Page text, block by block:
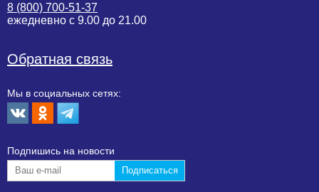
8 (800) 700-51-37
ежедневно с 9.00 до 21.00
Обратная связь
Мы в социальных сетях:
Подпишиcь на новости